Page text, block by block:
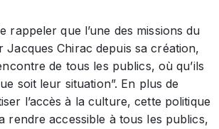
rappeler que l’une des missions du
Jacques Chirac depuis sa création,
de tous les publics, où qu’ils
soit leur situation”. En plus de
l’accès à la culture, cette politique
rendre accessible à tous les publics,